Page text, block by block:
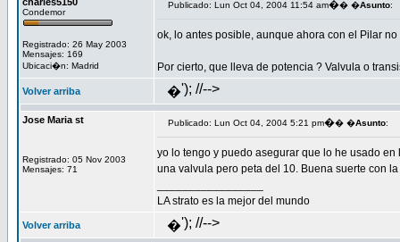
Condemor
Registrado: 26 May 2003
Mensajes: 169
Ubicaci�n: Madrid
Publicado: Lun Oct 04, 2004 11:54 am�� �Asunto:
ok, lo antes posible, aunque ahora con el Pilar
Por cierto, que lleva de potencia ? Valvula o
Volver arriba �'); //-->
Jose Maria st
Registrado: 05 Nov 2003
Mensajes: 71
Publicado: Lun Oct 04, 2004 5:21 pm�� �Asunto:
yo lo tengo y puedo asegurar que lo he usado
una valvula pero peta del 10. Buena suerte con
LA strato es la mejor del mundo
Volver arriba �'); //-->